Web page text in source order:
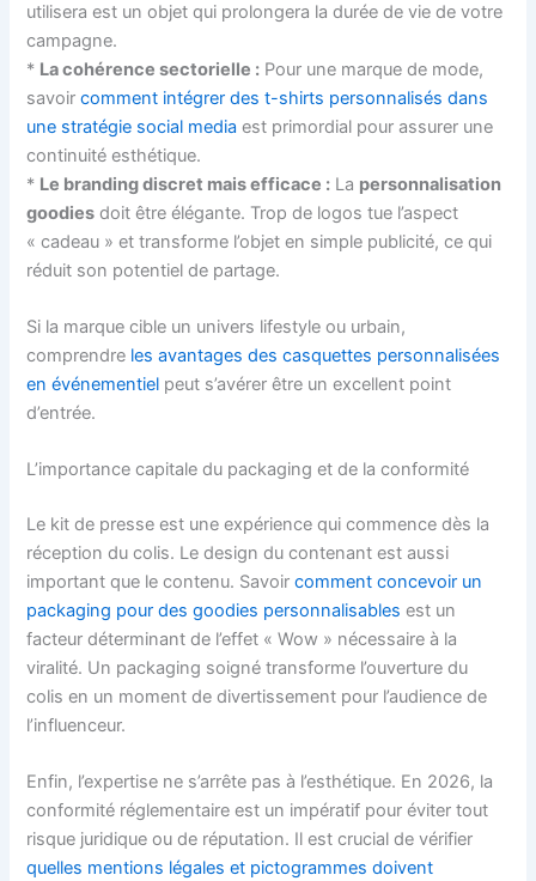
utilisera est un objet qui prolongera la durée de vie de votre
campagne.
* La cohérence sectorielle : Pour une marque de mode,
savoircomment intégrer des t-shirts personnalisés dans
une stratégie social media est primordial pour assurer une
continuité esthétique.
* Le branding discret mais efficace : La personnalisation
goodies doit être élégante. Trop de logos tue l’aspect
« cadeau » et transforme l’objet en simple publicité, ce qui
réduit son potentiel de partage.
Si la marque cible un univers lifestyle ou urbain,
comprendre les avantages des casquettes personnalisées
en événementiel peut s’avérer être un excellent point
d’entrée.
L’importance capitale du packaging et de la conformité
Le kit de presse est une expérience qui commence dès la
réception du colis. Le design du contenant est aussi
important que le contenu. Savoircomment concevoir un
packaging pour des goodies personnalisables est un
facteur déterminant de l’effet « Wow » nécessaire à la
viralité. Un packaging soigné transforme l’ouverture du
colis en un moment de divertissement pour l’audience de
l’influenceur.
Enfin, l’expertise ne s’arrête pas à l’esthétique. En 2026, la
conformité réglementaire est un impératif pour éviter tout
risque juridique ou de réputation. Il est crucial de vérifier
quelles mentions légales et pictogrammes doivent